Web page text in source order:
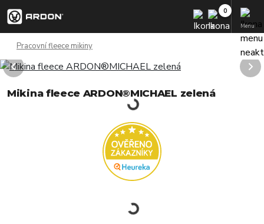
Menu
Pracovní fleece mikiny
Mikina fleece ARDON®MICHAEL zelená